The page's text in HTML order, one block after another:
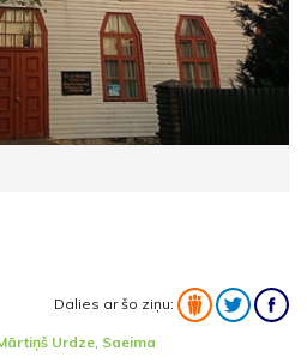
Dalies ar šo ziņu:
Urdze Saeima